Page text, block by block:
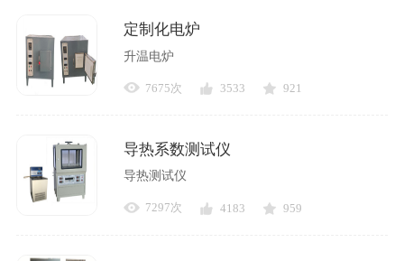
定制化电炉
升温电炉
7675次 3533 921
导热系数测试仪
导热测试仪
7297次 4183 959